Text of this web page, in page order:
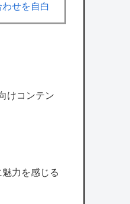
せを自白
けコンテン
力を感じる